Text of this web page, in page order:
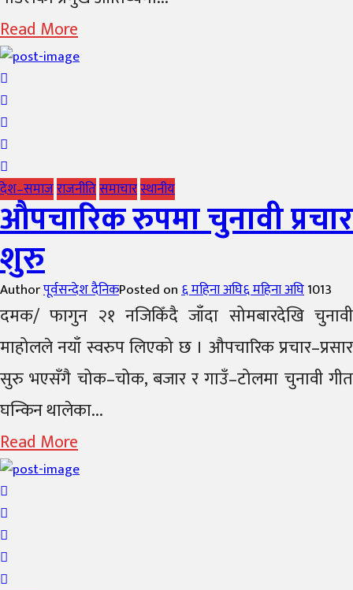
Read More
देश–समाजराजनीतिसमाचारस्थानीय
औपचारिक रुपमा चुनावी प्रचार
शुरु
Authorपूर्वसन्देश दैनिकPosted on६ महिना अघि६ महिना अघि1013
दमक/ फागुन २१ नजिकिँदै जाँदा सोमबारदेखि चुनावी
माहोलले नयाँ स्वरुप लिएको छ । औपचारिक प्रचार–प्रसार
सुरु भएसँगै चोक–चोक, बजार र गाउँ–टोलमा चुनावी गीत
घन्किन थालेका...
Read More